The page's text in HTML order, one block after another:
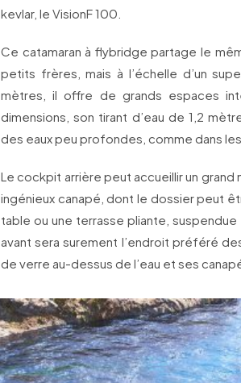
kevlar, le VisionF 100.
Ce catamaran à flybridge partage le
petits frères, mais à l’échelle d’un
mètres, il offre de grands espaces
dimensions, son tirant d’eau de 1,2
des eaux peu profondes, comme dans
Le cockpit arrière peut accueillir un
ingénieux canapé, dont le dossier peut
table ou une terrasse pliante,
avant sera surement l’endroit préféré
de verre au-dessus de l’eau et ses